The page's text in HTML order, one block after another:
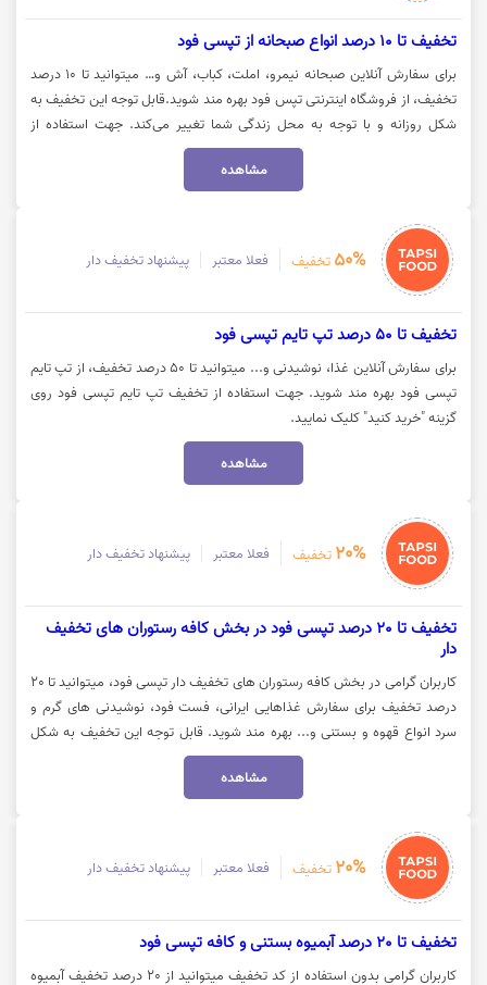
تخفیف تا 10 درصد انواع صبحانه از تپسی فود
برای سفارش آنلاین صبحانه نیمرو، املت، کباب، آش و… میتوانید تا 10 درصد
تخفیف، از فروشگاه اینترنتی تپس فود بهره مند شوید.قابل توجه این تخفیف به
شکل روزانه و با توجه به محل زندگی شما تغییر می‌کند. جهت استفاده از
تخفیف و مشاهده کالا روی گزینه "خرید کنید" کلیک نمایید.
مشاهده
50% تخفیف فعلا معتبر پیشنهاد تخفیف دار
تخفیف تا 50 درصد تپ تایم تپسی فود
برای سفارش آنلاین غذا، نوشیدنی و... میتوانید تا 50 درصد تخفیف، از تپ تایم
تپسی فود بهره مند شوید. جهت استفاده از تخفیف تپ تایم تپسی فود روی
گزینه "خرید کنید" کلیک نمایید.
مشاهده
20% تخفیف فعلا معتبر پیشنهاد تخفیف دار
تخفیف تا 20 درصد تپسی فود در بخش کافه رستوران های تخفیف
دار
کاربران گرامی در بخش کافه رستوران های تخفیف دار تپسی فود، میتوانید تا 20
درصد تخفیف برای سفارش غذاهایی ایرانی، فست فود، نوشیدنی های گرم و
سرد انواع قهوه و بستنی و... بهره مند شوید. قابل توجه این تخفیف به شکل
روزانه و با توجه به محل زندگی شما تغییر می‌کند. جهت استفاده از تخفیف کافه
رستوران های تخفیف دار تپسی فود روی گزینه "خرید کنید'' کلیک نمایید.
مشاهده
20% تخفیف فعلا معتبر پیشنهاد تخفیف دار
تخفیف تا 20 درصد آبمیوه بستنی و کافه تپسی فود
کاربران گرامی بدون استفاده از کد تخفیف میتوانید از 20 درصد تخفیف آبمیوه